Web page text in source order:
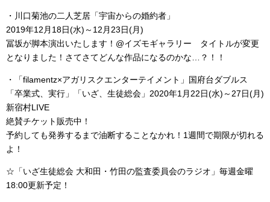
・川口菊池の二人芝居「宇宙からの婚約者」
2019年12月18日(水)～12月23日(月)
冨坂が脚本演出いたします！@イズモギャラリー タイトルが変更
となりました！さてさてどんな作品になるのかな…？！！
・「filamentz×アガリスクエンターテイメント」国府台ダブルス
「卒業式、実行」「いざ、生徒総会」2020年1月22日(水)～27日(月)
新宿村LIVE
絶賛チケット販売中！
予約しても発券するまで油断することなかれ！1週間で期限が切れる
よ！
☆「いざ生徒総会 大和田・竹田の監査委員会のラジオ」毎週金曜
18:00更新予定！